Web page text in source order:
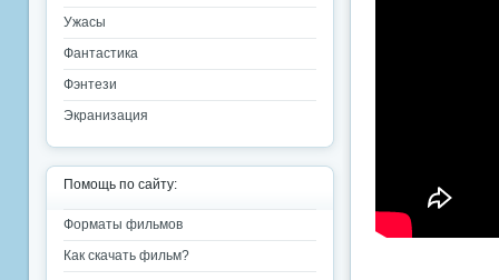
Ужасы
Фантастика
Фэнтези
Экранизация
Помощь по сайту:
Форматы фильмов
Как скачать фильм?